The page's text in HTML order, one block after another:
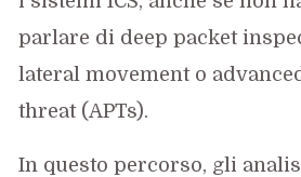
parlare di deep packet
lateral movement o
threat (APTs).
In questo percorso, gli